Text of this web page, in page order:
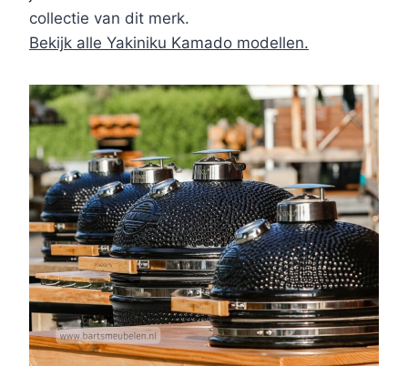
collectie van dit merk.
Bekijk alle Yakiniku Kamado modellen.